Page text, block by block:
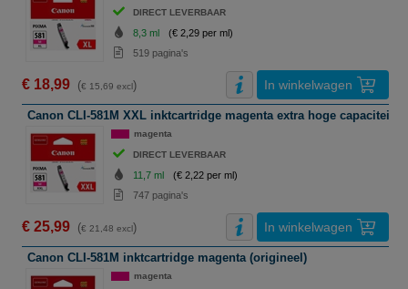
DIRECT LEVERBAAR
8,3 ml
(€ 2,29 per ml)
519 pagina's
€ 18,99 (€ 15,69 excl) In winkelwagen
Canon CLI-581M XXL inktcartridge magenta extra hoge capaciteit
magenta
DIRECT LEVERBAAR
11,7 ml
(€ 2,22 per ml)
747 pagina's
€ 25,99 (€ 21,48 excl) In winkelwagen
Canon CLI-581M inktcartridge magenta (origineel)
magenta